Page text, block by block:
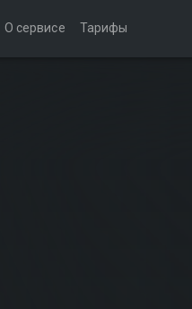
О сервисе Тарифы